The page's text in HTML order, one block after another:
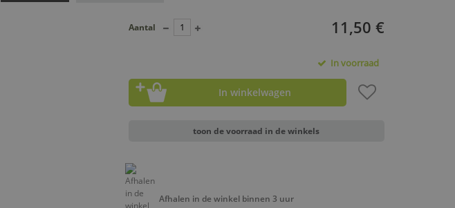
11,50 €
Aantal
In voorraad
In winkelwagen
toon de voorraad in de winkels
Afhalen in de winkel binnen 3 uur